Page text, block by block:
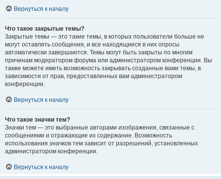
Вернуться к началу
Что такое закрытые темы?
Закрытые темы — это такие темы, в которых пользователи больше не
могут оставлять сообщения, и все находящиеся в них опросы
автоматически завершаются. Темы могут быть закрыты по многим
причинам модератором форума или администратором конференции. Вы
также можете иметь возможность закрывать созданные вами темы, в
зависимости от прав, предоставленных вам администратором
конференции.
Вернуться к началу
Что такое значки тем?
Значки тем — это выбранные авторами изображения, связанные с
сообщениями и отражающие их содержание. Возможность
использования значков тем зависит от разрешений, установленных
администратором конференции.
Вернуться к началу